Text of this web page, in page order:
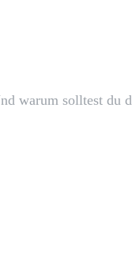
warum solltest du